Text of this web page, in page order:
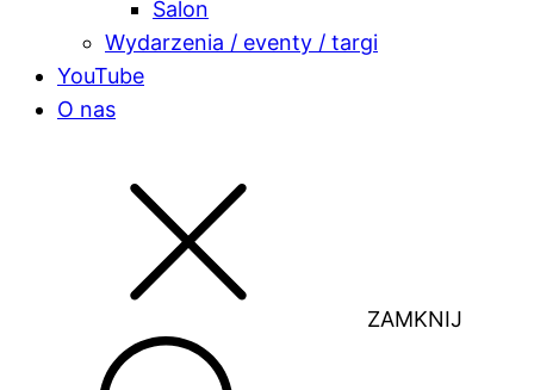
Salon
Wydarzenia / eventy / targi
YouTube
O nas
ZAMKNIJ